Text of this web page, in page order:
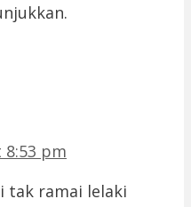
8:53 pm
tak ramai lelaki